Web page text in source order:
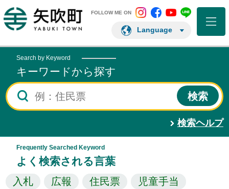
矢吹町ホームページ
FOLLOW ME ON 矢吹町 Instagram
矢吹町矢吹町矢吹町
Language
Search by Keyword
キーワードから探す
検索ヘルプ
Frequently Searched Keyword
よく検索される言葉
入札 広報 住民票 児童手当